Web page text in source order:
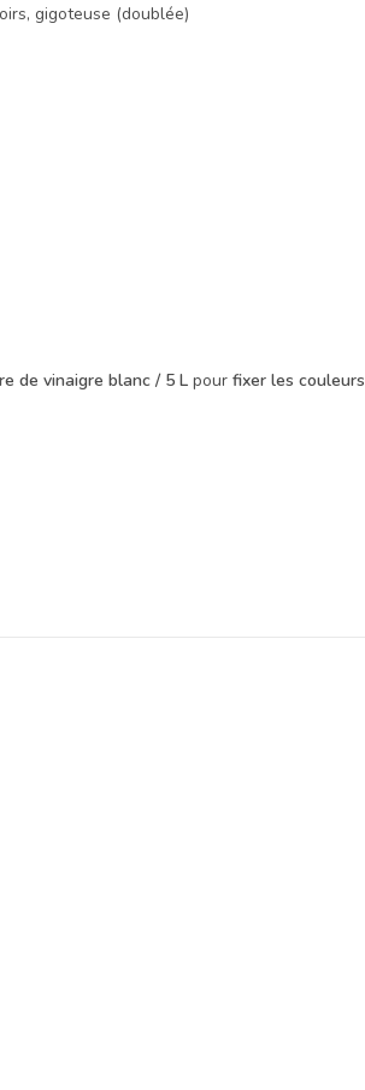
gigoteuse (doublée)
de vinaigre blanc / 5 L pour fixer les couleurs